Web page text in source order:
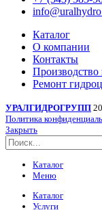
Каталог
О компании
Контакты
Ремонт
УРАЛГИДРОГРУПП
Политика
Закрыть
Каталог
Меню
Каталог
Услуги